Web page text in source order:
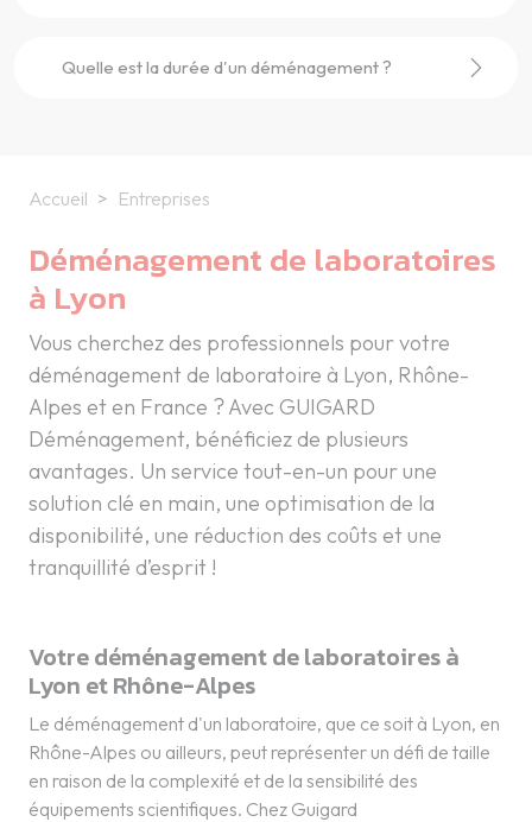
Quelle est la durée d'un déménagement ?
Accueil Entreprises
Déménagement de laboratoires
à Lyon
Vous cherchez des professionnels pour votre
déménagement de laboratoire à Lyon, Rhône-
Alpes et en France ? Avec GUIGARD
Déménagement, bénéficiez de plusieurs
avantages. Un service tout-en-un pour une
solution clé en main, une optimisation de la
disponibilité, une réduction des coûts et une
tranquillité d’esprit !
Votre déménagement de laboratoires à
Lyon et Rhône-Alpes
Le déménagement d'un laboratoire, que ce soit à Lyon, en
Rhône-Alpes ou ailleurs, peut représenter un défi de taille
en raison de la complexité et de la sensibilité des
équipements scientifiques. Chez Guigard